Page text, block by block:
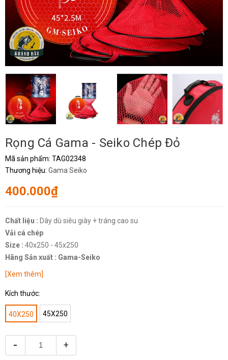
Rọng Cá Gama - Seiko Chép Đỏ
Mã sản phẩm: TAG02348
Thương hiệu: Gama Seiko
400.000₫
Chất liệu : Dây dù siêu giày + tráng cao su
Vải cá chép
Size : 40x250 - 45x250
Hãng Sản xuất : Gama-Seiko
[Xem thêm]
Kích thước:
40X250 45X250
- +